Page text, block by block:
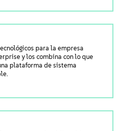
para la empresa
y los combina con lo que
plataforma de sistema